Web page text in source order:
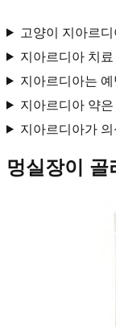
고양이 지아르
지아르디아 치
지아르디아는
지아르디아 약
지아르디아가
멍실장이 골